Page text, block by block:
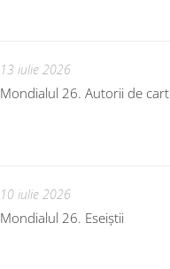
13 iulie 2026
Mondialul 26. Autorii de
10 iulie 2026
Mondialul 26. Eseiștii